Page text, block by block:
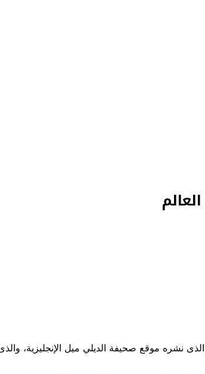
أجمل 50 مبنى فى العالم، وفقا للتقرير المصور الذى نشره موقع صحيفة